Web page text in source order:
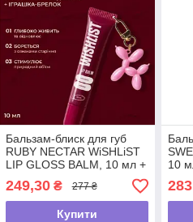
Бальзам-блиск для губ
RUBY NECTAR WiSHLiST
LIP GLOSS BALM, 10 мл +
іграшка-брелок
249,30₴ 277 ₴
Купити
10